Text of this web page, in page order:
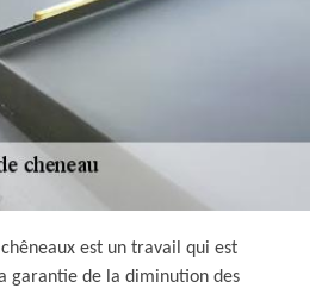
est un travail qui est
garantie de la diminution des